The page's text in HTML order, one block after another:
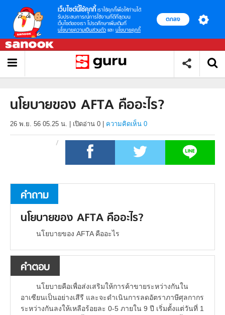
เว็บไซต์นี้ใช้คุกกี้ เราใช้คุกกี้เพื่อให้ท่านได้
รับประสบการณ์การใช้งานที่ดีที่สุดบน
เว็บไซต์ของเรา โปรดศึกษาเพิ่มเติมที่
นโยบายความเป็นส่วนตัว และ นโยบายคุกกี้
ตกลง
นโยบายของ AFTA คืออะไร?
26 พ.ย. 56 05.25 น. เปิดอ่าน 0 ความคิดเห็น 0
คำถาม
นโยบายของ AFTA คืออะไร?
นโยบายของ AFTA คืออะไร
คำตอบ
นโยบายคือเพื่อส่งเสริมให้การค้าขายระหว่างกันใน
อาเซียนเป็นอย่างเสีรี และจะดำเนินการลดอัตราภาษีศุลกากร
ระหว่างกันลงให้เหลือร้อยละ 0-5 ภายใน 9 ปี เริ่มตั้งแต่วันที่ 1